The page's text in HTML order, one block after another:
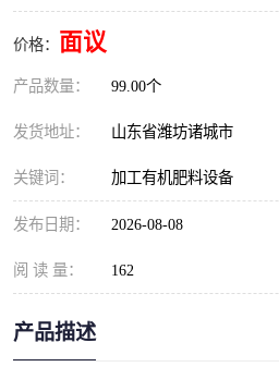
价格： 面议
产品数量： 99.00个
发货地址： 山东省潍坊诸城市
关键词： 加工有机肥料设备
发布日期： 2026-08-08
阅 读 量： 162
产品描述